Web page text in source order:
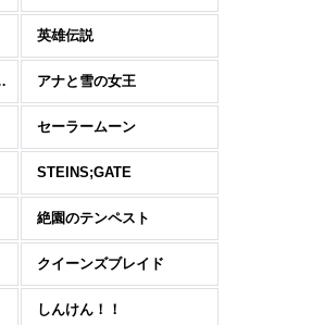
英雄伝説
ライン アナと雪の女王
セーラームーン
STEINS;GATE
絶園のテンペスト
クイーンズブレイド
しんけん！！